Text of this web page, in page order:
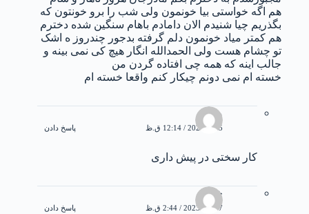
هم اگه خواستی بیا خونمون ولی شب را برو خونتون که
بگذریم چیا شنیدم الان دامادم باهام سنگین شده دخترم
هم کمتر میاد خونمون دلم گرفته بدجور چندروز ه اشک
تو چشام هست ولی الحمدالله انگار هیچ کی نمی بینه و
جالب اینه که همه چی افتاده گردن من
خسته ام نمی دونم چیکار کنم واقعا خسته ام
متین
5 می 2023 / 12:14 ق.ظ پاسخ دادن
کار سختی در پیش داری
خسته
17 می 2023 / 2:44 ق.ظ پاسخ دادن